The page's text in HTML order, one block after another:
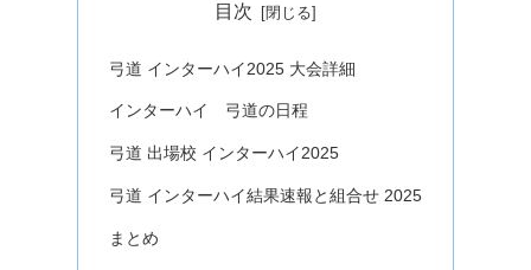
目次
弓道 インターハイ2025 大会詳細
インターハイ 弓道の日程
弓道 出場校 インターハイ2025
弓道 インターハイ結果速報と組合せ 2025
まとめ